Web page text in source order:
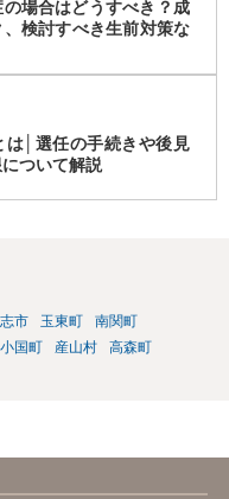
場合はどうすべき？成
検討すべき生前対策な
は│選任の手続きや後見
ついて解説
市 玉東町
南関町
小国町 産山村
高森町